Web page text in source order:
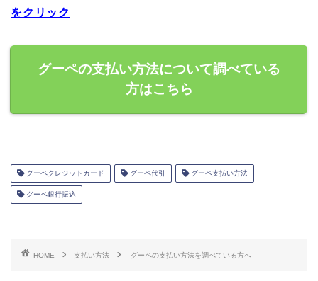
をクリック
グーペの支払い方法について調べている
方はこちら
グーペクレジットカード グーペ代引 グーペ支払い方法
グーペ銀行振込
HOME 支払い方法 グーペの支払い方法を調べている方へ